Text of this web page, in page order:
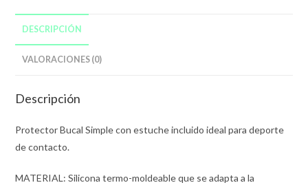
DESCRIPCIÓN
VALORACIONES (0)
Descripción
Protector Bucal Simple con estuche incluido ideal para deporte
de contacto.
MATERIAL: Silicona termo-moldeable que se adapta a la